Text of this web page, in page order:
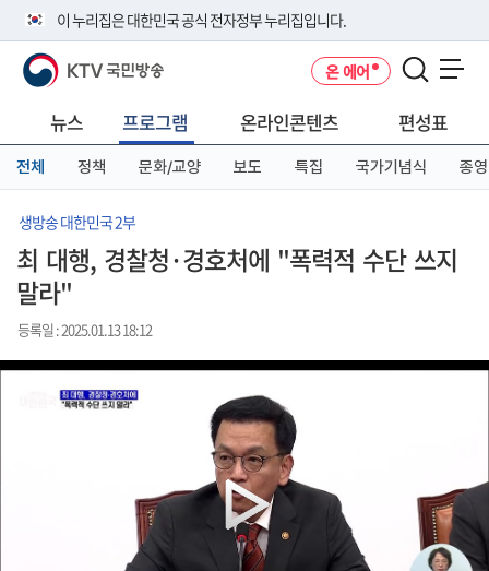
이 누리집은 대한민국 공식 전자정부 누리집입니다.
공식 누리집 주소 확인하기
니다.
이밖에 or.kr 또는 .kr등 다른 도메인 주소를 사용하고 있다면 아래 URL에
서 도메인 주소를 확인해 보세요
KTV 국민방송 온 에어
뉴스 프로그램 온라인콘텐츠 편성표
전체 정책 문화/교양 보도 특집 국가기념식 종영
생방송 대한민국 2부
최 대행, 경찰청·경호처에 "폭력적 수단 쓰지
말라"
등록일 : 2025.01.13 18:12